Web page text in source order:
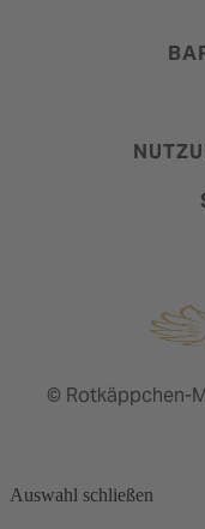
© Rotkäppchen-
Auswahl schließen